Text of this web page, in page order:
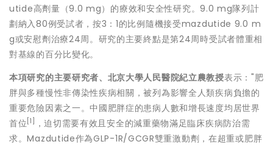
utide高劑量（9.0 mg）的療效和安全性研究。9.0 mg隊列計
劃納入80例受試者，按3：1的比例隨機接受mazdutide 9.0 m
g或安慰劑治療24周。研究的主要終點是第24周時受試者體重相
對基線的百分比變化。
本項研究的主要研究者、北京大學人民醫院紀立農教授表示："肥
胖與多種慢性非傳染性疾病相關，被列為影響全人類疾病負擔的
重要危險因素之一。中國肥胖症的患病人數和增長速度均居世界
首位 [1]
，迫切需要有效且安全的減重藥物滿足臨床疾病防治需
求。Mazdutide作為GLP-1R/GCGR雙重激動劑，在超重或肥胖